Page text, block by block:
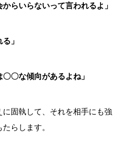
らいらないって言われるよ」
」
〇な傾向があるよね」
固執して、それを相手にも強
らします。